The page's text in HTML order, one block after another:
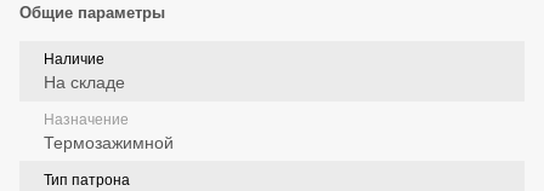
Общие параметры
Наличие
На складе
Назначение
Термозажимной
Тип патрона